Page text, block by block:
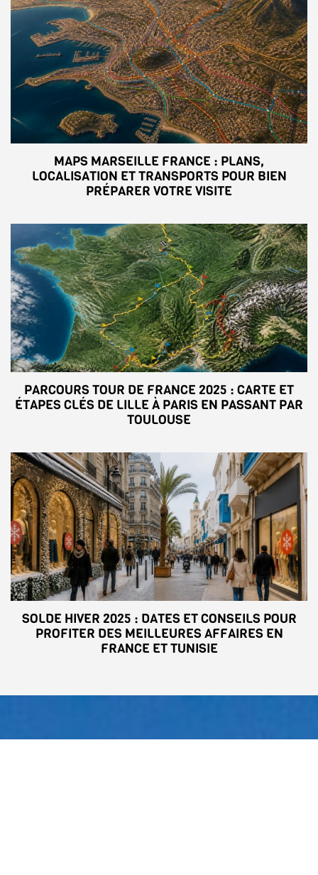
MAPS MARSEILLE FRANCE : PLANS,
LOCALISATION ET TRANSPORTS POUR BIEN
PRÉPARER VOTRE VISITE
PARCOURS TOUR DE FRANCE 2025 : CARTE ET
ÉTAPES CLÉS DE LILLE À PARIS EN PASSANT PAR
TOULOUSE
SOLDE HIVER 2025 : DATES ET CONSEILS POUR
PROFITER DES MEILLEURES AFFAIRES EN
FRANCE ET TUNISIE